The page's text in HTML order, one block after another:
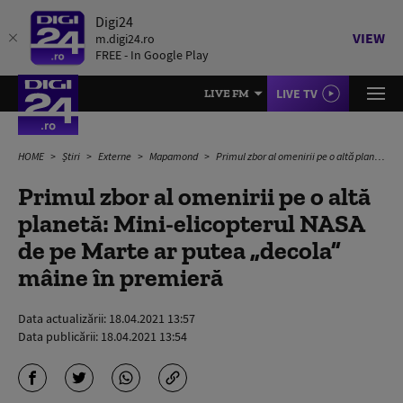
Digi24
m.digi24.ro
FREE - In Google Play
VIEW
LIVE FM LIVE TV
HOME Știri Externe Mapamond Primul zbor al omenirii pe o altă planetă: Mini-elicopterul NASA de pe Marte ar putea „decola” mâine în premieră
Primul zbor al omenirii pe o altă
planetă: Mini-elicopterul NASA
de pe Marte ar putea „decola”
mâine în premieră
Data actualizării: 18.04.2021 13:57
Data publicării: 18.04.2021 13:54